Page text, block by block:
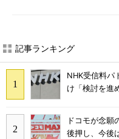
記事ランキング
NHK受信料パ
け「検討を進
ドコモが念
後押し、今後